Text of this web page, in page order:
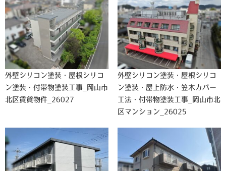
外壁シリコン塗装・屋根シリコ
ン塗装・付帯物塗装工事_岡山市
北区賃貸物件_26027
外壁シリコン塗装・屋根シリコ
ン塗装・屋上防水・笠木カバー
工法・付帯物塗装工事_岡山市北
区マンション_26025